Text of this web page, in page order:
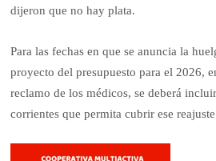
dijeron que no hay plata.
Para las fechas en que se anuncia la
proyecto del presupuesto para el 2026,
reclamo de los médicos, se deberá
corrientes que permita cubrir ese